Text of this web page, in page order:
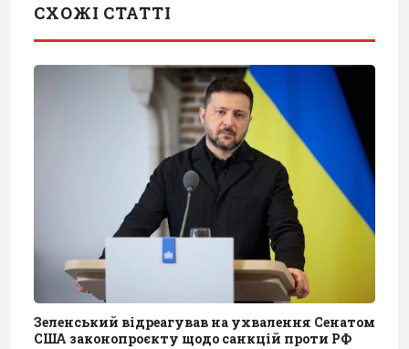
СХОЖІ СТАТТІ
Зеленський відреагував на ухвалення Сенатом
США законопроєкту щодо санкцій проти РФ